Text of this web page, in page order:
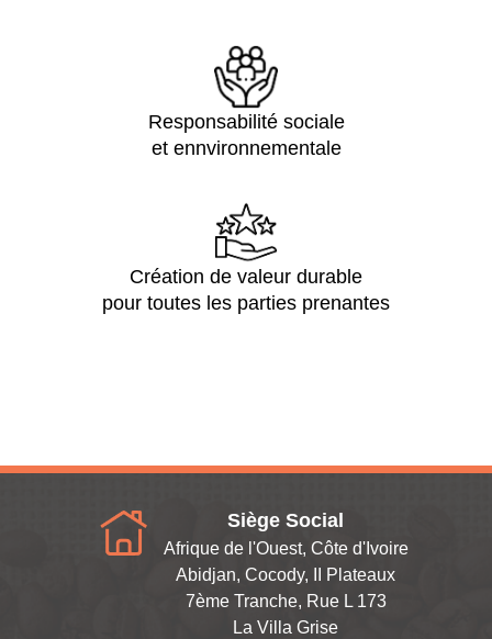
Responsabilité sociale
et ennvironnementale
Création de valeur durable
pour toutes les parties prenantes
Siège Social
Afrique de l'Ouest, Côte d'Ivoire
Abidjan, Cocody, II Plateaux
7ème Tranche, Rue L 173
La Villa Grise